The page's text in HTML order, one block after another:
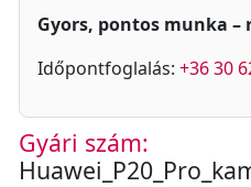
Gyors, pontos munka
Időpontfoglalás: +36 30
Gyári szám: